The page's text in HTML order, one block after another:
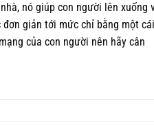
nó giúp con người lên xuống
giản tới mức chỉ bằng một cái
của con người nên hãy cân